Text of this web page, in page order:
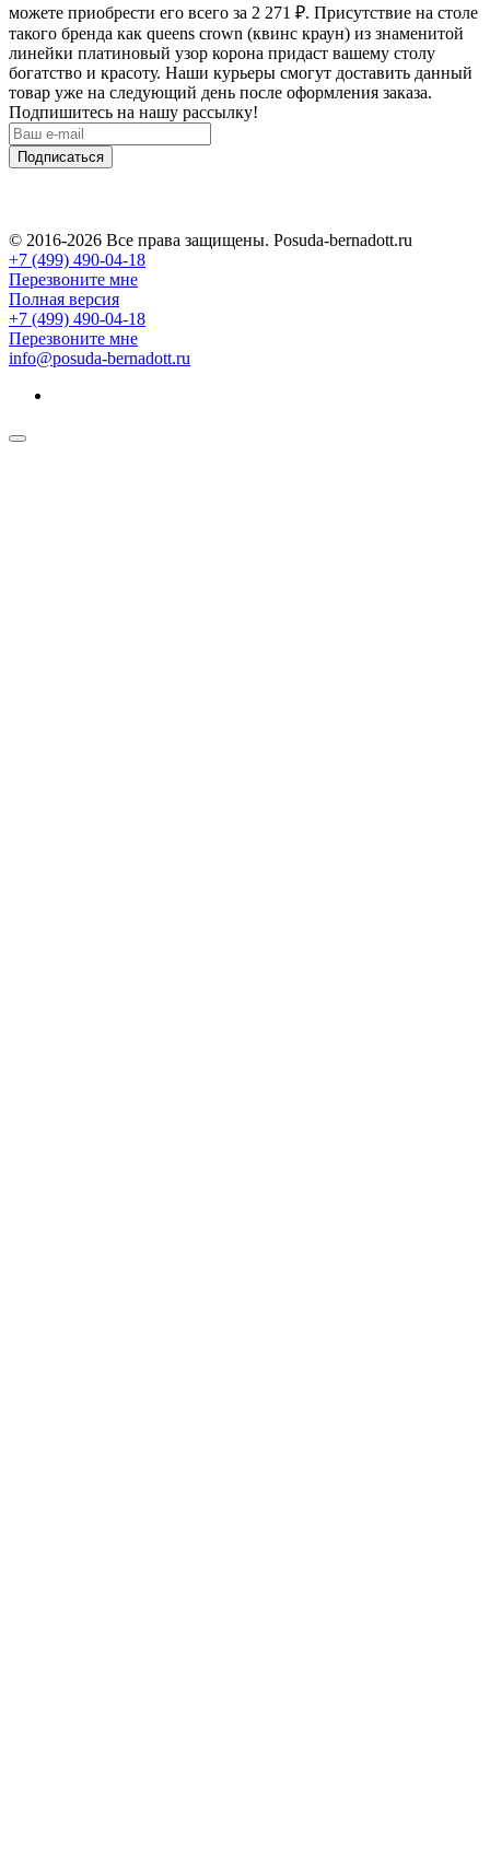
можете приобрести его всего за 2 271 ₽. Присутствие на столе
такого бренда как queens crown (квинс краун) из знаменитой
линейки платиновый узор корона придаст вашему столу
богатство и красоту. Наши курьеры смогут доставить данный
товар уже на следующий день после оформления заказа.
Подпишитесь на нашу рассылку!
Подписаться
© 2016-2026 Все права защищены. Posuda-bernadott.ru
+7 (499) 490-04-18
Перезвоните мне
Полная версия
+7 (499) 490-04-18
Перезвоните мне
info@posuda-bernadott.ru